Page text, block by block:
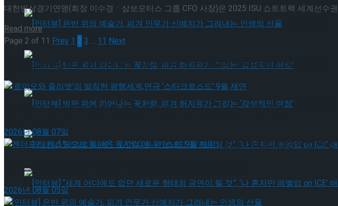
[인터뷰] 은반 위의 예술가, 피겨 안무가 신예지가 그려내는 인생의 선율
[인터뷰] 빙판 위에 피어나는 꽃처럼, 피겨 허지유가 그리는 ‘감성적인 여정’
[인터뷰] “세계 어디에도 없던 새로운 형태의 공연이 될 것”, ‘나 혼자만 레벨
[인터뷰] 은반 위의 예술가, 피겨 안무가 신예지가 그려내는 인생의 선율
[인터뷰] 빙판 위에 피어나는 꽃처럼, 피겨 허지유가 그리는 ‘감성적인 여정’
대한빙상경기연맹(회장 이수경ㆍ삼보모터스 그룹 CFO 사장)은 2025 ISU 쇼트트랙 세계선
Read moreDetails
Page 2 of 11 Prev12 3 … 11Next
이주의 인기뉴스
‘로미오와 줄리엣’의 발칙한 평행세계,연극 ‘스타크로스드’ 9월 재연
2026년 08월 07일
젠더프리 캐스팅으로 돌아온 뮤지컬’아나키스트’ 9월 개막
2026년 08월 05일